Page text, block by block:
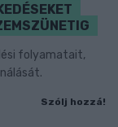
folyamatait,
Szólj hozzá!